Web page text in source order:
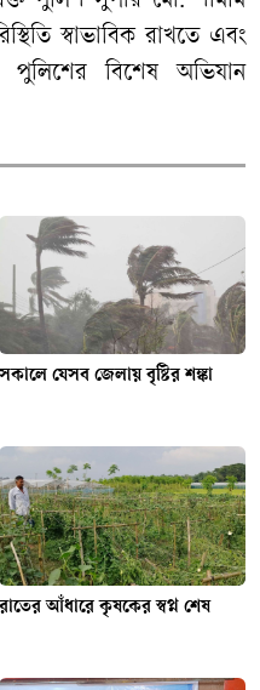
স্বাভাবিক রাখতে এবং
পুলিশের বিশেষ অভিযান
সকালে যেসব জেলায় বৃষ্টির শঙ্কা
রাতের আঁধারে কৃষকের স্বপ্ন শেষ